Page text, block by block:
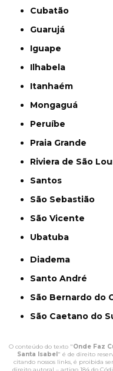
Cubatão
Guarujá
Iguape
Ilhabela
Itanhaém
Mongaguá
Peruíbe
Praia Grande
Riviera de São
Santos
São Sebastião
São Vicente
Ubatuba
Diadema
Santo André
São Bernardo do
São Caetano do
O conteúdo do texto "Onde Faz
Santa Isabel " é de direito
citando nossos links, é proibida